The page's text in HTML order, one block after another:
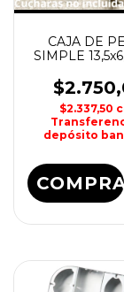
CAJA DE
SIMPLE
$2.337,50
depósito